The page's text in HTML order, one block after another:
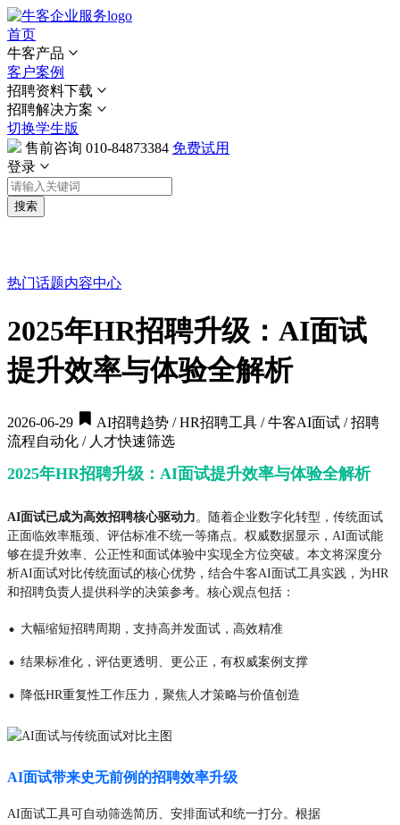
首页
牛客产品
客户案例
招聘资料下载
招聘解决方案
切换学生版
售前咨询 010-84873384 免费试用
登录
搜索
热门话题内容中心
2025年HR招聘升级：AI面试
提升效率与体验全解析
2026-06-29
AI招聘趋势 / HR招聘工具 / 牛客AI面试 / 招聘
流程自动化 / 人才快速筛选
2025年HR招聘升级：AI面试提升效率与体验全解析
AI面试已成为高效招聘核心驱动力。随着企业数字化转型，传统面试
正面临效率瓶颈、评估标准不统一等痛点。权威数据显示，AI面试能
够在提升效率、公正性和面试体验中实现全方位突破。本文将深度分
析AI面试对比传统面试的核心优势，结合牛客AI面试工具实践，为HR
和招聘负责人提供科学的决策参考。核心观点包括：
· 大幅缩短招聘周期，支持高并发面试，高效精准
· 结果标准化，评估更透明、更公正，有权威案例支撑
· 降低HR重复性工作压力，聚焦人才策略与价值创造
AI面试带来史无前例的招聘效率升级
AI面试工具可自动筛选简历、安排面试和统一打分。根据